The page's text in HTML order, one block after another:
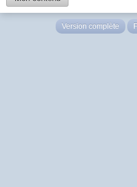
Version complète